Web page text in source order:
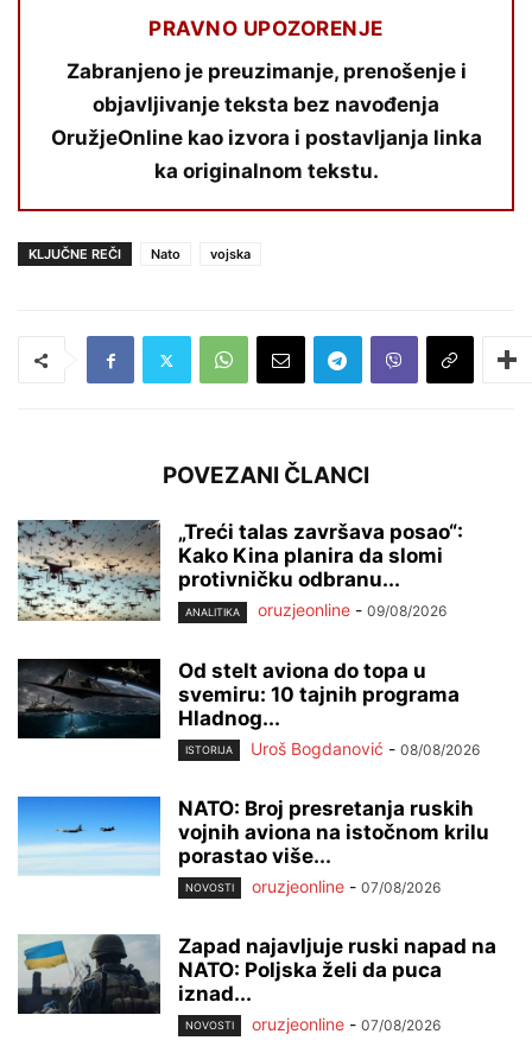
PRAVNO UPOZORENJE
Zabranjeno je preuzimanje, prenošenje i
objavljivanje teksta bez navođenja
OružjeOnline kao izvora i postavljanja linka
ka originalnom tekstu.
KLJUČNE REČI Nato vojska
POVEZANI ČLANCI
„Treći talas završava posao“:
Kako Kina planira da slomi
protivničku odbranu...
ANALITIKA oruzjeonline - 09/08/2026
Od stelt aviona do topa u
svemiru: 10 tajnih programa
Hladnog...
ISTORIJA Uroš Bogdanović - 08/08/2026
NATO: Broj presretanja ruskih
vojnih aviona na istočnom krilu
porastao više...
NOVOSTI oruzjeonline - 07/08/2026
Zapad najavljuje ruski napad na
NATO: Poljska želi da puca
iznad...
NOVOSTI oruzjeonline - 07/08/2026